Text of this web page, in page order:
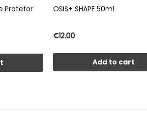
Protetor
OSIS+ SHAPE 50ml
€12.00
Add to cart